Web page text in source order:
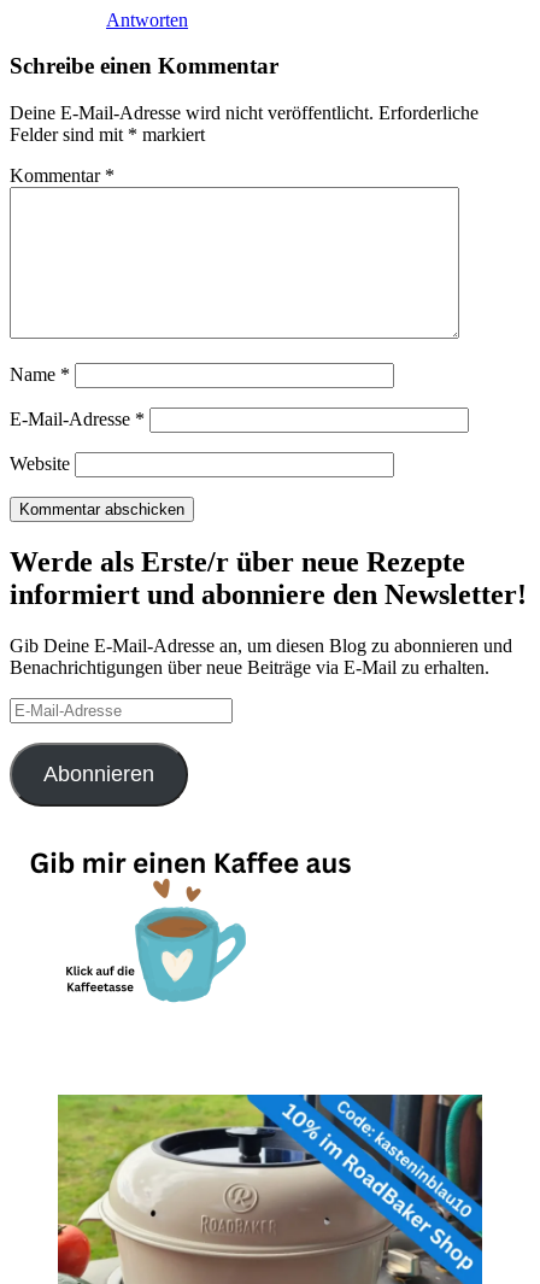
Antworten
Schreibe einen Kommentar
Deine E-Mail-Adresse wird nicht veröffentlicht. Erforderliche
Felder sind mit * markiert
Kommentar *
Name *
E-Mail-Adresse *
Website
Werde als Erste/r über neue Rezepte
informiert und abonniere den Newsletter!
Gib Deine E-Mail-Adresse an, um diesen Blog zu abonnieren und
Benachrichtigungen über neue Beiträge via E-Mail zu erhalten.
E-
Mail-
Adresse
Abonnieren